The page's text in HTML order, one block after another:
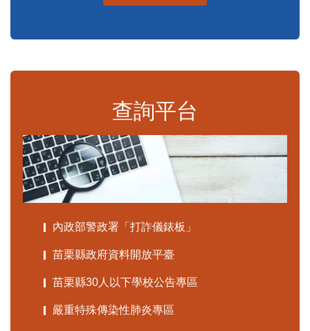
查詢平台
內政部警政署「打詐儀錶板」
苗栗縣政府資料開放平臺
苗栗縣30人以下學校公告專區
嚴重特殊傳染性肺炎專區